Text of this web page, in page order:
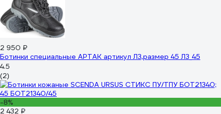
2 950 ₽
Ботинки специальные АРТАК артикул Л3,размер 45 Л3_45
4.5
(2)
-8%
2 432 ₽